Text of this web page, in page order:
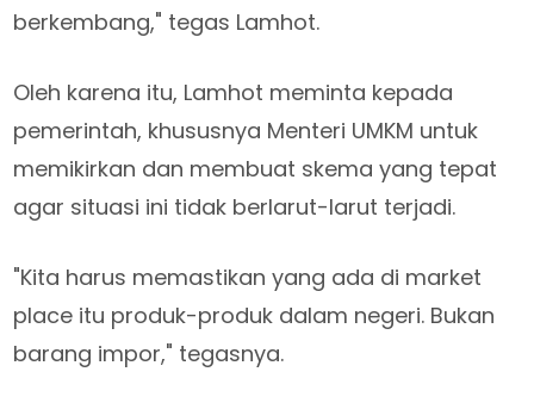
berkembang," tegas Lamhot.
Oleh karena itu, Lamhot meminta kepada
pemerintah, khususnya Menteri UMKM untuk
memikirkan dan membuat skema yang tepat
agar situasi ini tidak berlarut-larut terjadi.
"Kita harus memastikan yang ada di market
place itu produk-produk dalam negeri. Bukan
barang impor," tegasnya.